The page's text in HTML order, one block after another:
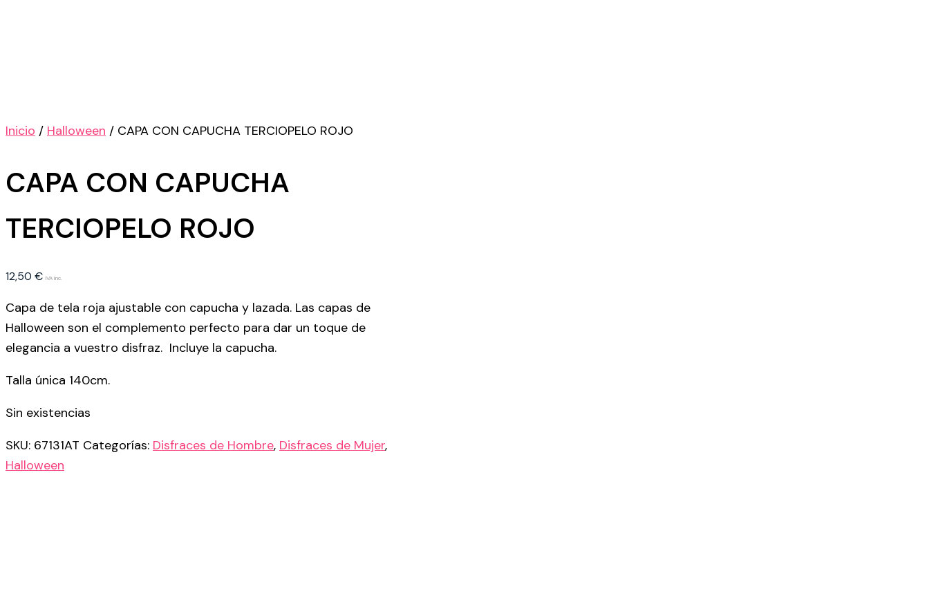
Inicio / Halloween / CAPA CON CAPUCHA TERCIOPELO ROJO
CAPA CON CAPUCHA
TERCIOPELO ROJO
12,50 € IVA inc.
Capa de tela roja ajustable con capucha y lazada. Las capas de
Halloween son el complemento perfecto para dar un toque de
elegancia a vuestro disfraz. Incluye la capucha.
Talla única 140cm.
Sin existencias
SKU: 67131AT Categorías: Disfraces de Hombre, Disfraces de Mujer,
Halloween